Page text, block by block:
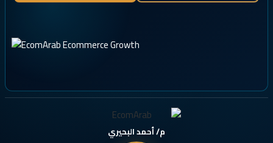
م/ أحمد البحيري